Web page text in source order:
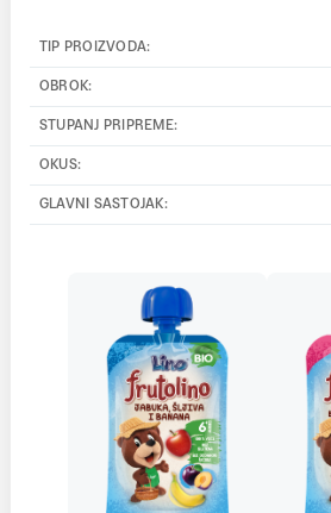
TIP PROIZVODA:
OBROK:
STUPANJ PRIPREME:
OKUS:
GLAVNI SASTOJAK: